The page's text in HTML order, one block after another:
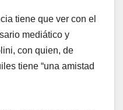
tiene que ver con el
mediático y
con quien, de
tiene “una amistad